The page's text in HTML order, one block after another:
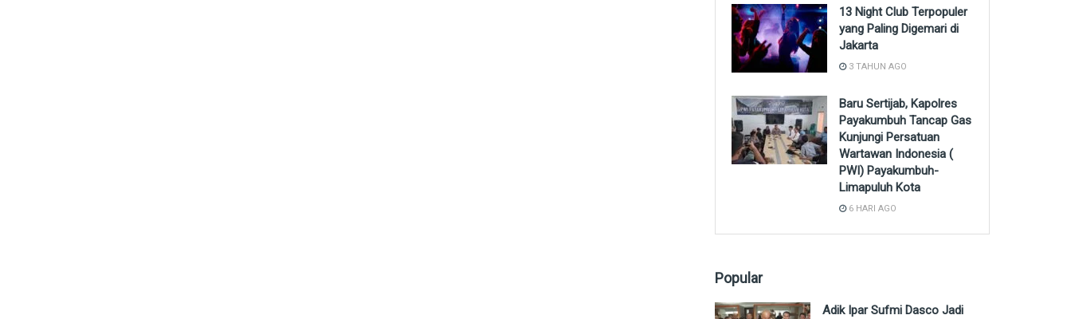
13 Night Club Terpopuler
yang Paling Digemari di
Jakarta
3 TAHUN AGO
Baru Sertijab, Kapolres
Payakumbuh Tancap Gas
Kunjungi Persatuan
Wartawan Indonesia (
PWI) Payakumbuh-
Limapuluh Kota
6 HARI AGO
Popular
Adik Ipar Sufmi Dasco Jadi